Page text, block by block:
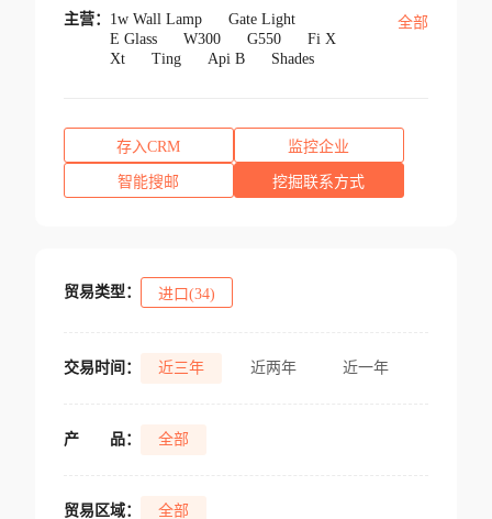
主营： 1w Wall Lamp
Gate Light
E Glass
W300 G550
Fi X
Xt
Ting Api B Shades
全部
存入CRM 监控企业
智能搜邮 挖掘联系方式
贸易类型： 进口(34)
交易时间： 近三年 近两年 近一年
产 品： 全部
贸易区域： 全部